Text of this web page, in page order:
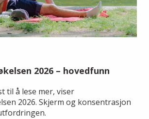
2026 – hovedfunn
til å lese mer, viser
2026. Skjerm og konsentrasjon